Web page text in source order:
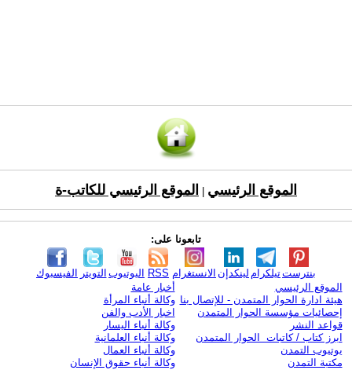
الموقع الرئيسي الموقع الرئيسي للكاتب-ة
تابعونا على:
الفيسبوك التويتر اليوتيوب RSS الانستغرام لينكدإن تيلكرامبنترست
الموقع الرئيسي
هيئة ادارة الحوار المتمدن - للإتصال بنا
إحصائيات مؤسسة الحوار المتمدن
قواعد النشر
ابرز كتاب / كاتبات الحوار المتمدن
يوتيوب التمدن
مكتبة التمدن
أخبار عامة
وكالة أنباء المرأة
اخبار الأدب والفن
وكالة أنباء اليسار
وكالة أنباء العلمانية
وكالة أنباء العمال
وكالة أنباء حقوق الإنسان